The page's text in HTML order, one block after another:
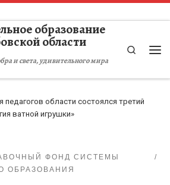
образование
области
и света, удивительного мира
Search
педагогов области состоялся третий
ватной игрушки»
ФОНД СИСТЕМЫ
ОБРАЗОВАНИЯ